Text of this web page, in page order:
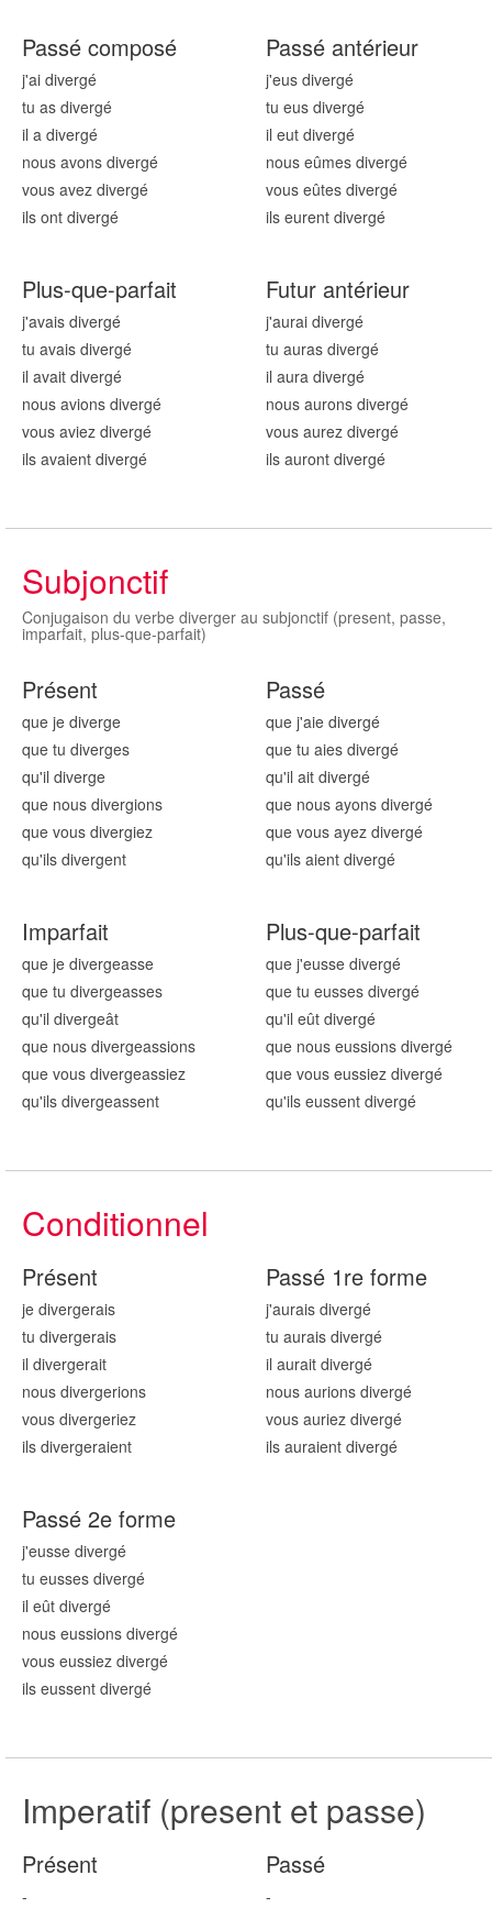
Passé composé
j'ai divergé
tu as divergé
il a divergé
nous avons divergé
vous avez divergé
ils ont divergé
Passé antérieur
j'eus divergé
tu eus divergé
il eut divergé
nous eûmes divergé
vous eûtes divergé
ils eurent divergé
Plus-que-parfait
j'avais divergé
tu avais divergé
il avait divergé
nous avions divergé
vous aviez divergé
ils avaient divergé
Futur antérieur
j'aurai divergé
tu auras divergé
il aura divergé
nous aurons divergé
vous aurez divergé
ils auront divergé
Subjonctif
Conjugaison du verbe diverger au subjonctif (present, passe,
imparfait, plus-que-parfait)
Présent
que je diverge
que tu diverges
qu'il diverge
que nous divergions
que vous divergiez
qu'ils divergent
Passé
que j'aie divergé
que tu aies divergé
qu'il ait divergé
que nous ayons divergé
que vous ayez divergé
qu'ils aient divergé
Imparfait
que je divergeasse
que tu divergeasses
qu'il divergeât
que nous divergeassions
que vous divergeassiez
qu'ils divergeassent
Plus-que-parfait
que j'eusse divergé
que tu eusses divergé
qu'il eût divergé
que nous eussions divergé
que vous eussiez divergé
qu'ils eussent divergé
Conditionnel
Présent
je divergerais
tu divergerais
il divergerait
nous divergerions
vous divergeriez
ils divergeraient
Passé 1re forme
j'aurais divergé
tu aurais divergé
il aurait divergé
nous aurions divergé
vous auriez divergé
ils auraient divergé
Passé 2e forme
j'eusse divergé
tu eusses divergé
il eût divergé
nous eussions divergé
vous eussiez divergé
ils eussent divergé
Imperatif (present et passe)
Présent
-
Passé
-